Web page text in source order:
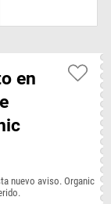
en
nuevo aviso. Organic